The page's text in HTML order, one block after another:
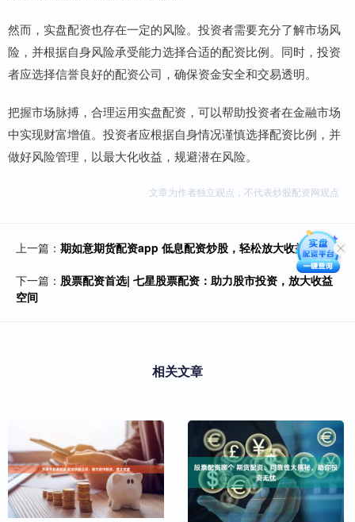
然而，实盘配资也存在一定的风险。投资者需要充分了解市场风
险，并根据自身风险承受能力选择合适的配资比例。同时，投资
者应选择信誉良好的配资公司，确保资金安全和交易透明。
把握市场脉搏，合理运用实盘配资，可以帮助投资者在金融市场
中实现财富增值。投资者应根据自身情况谨慎选择配资比例，并
做好风险管理，以最大化收益，规避潜在风险。
文章为作者独立观点，不代表炒股配资网观点
上一篇： 期如意期货配资app 低息配资炒股，轻松放大收益倍数
下一篇： 股票配资首选| 七星股票配资：助力股市投资，放大收益
空间
相关文章